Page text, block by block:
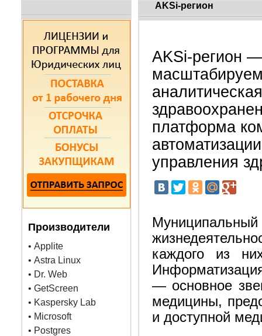
Производители
• Applite
• Astra Linux
• Dr. Web
• GetScreen
• Kaspersky Lab
• Microsoft
• Postgres
AKSi-регион
AKSi-регион
платформа
управления
каждого из
— основное
медицины,
и доступной